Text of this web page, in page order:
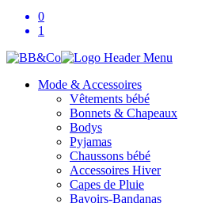
0
1
Mode & Accessoires
Vêtements bébé
Bonnets & Chapeaux
Bodys
Pyjamas
Chaussons bébé
Accessoires Hiver
Capes de Pluie
Bavoirs-Bandanas